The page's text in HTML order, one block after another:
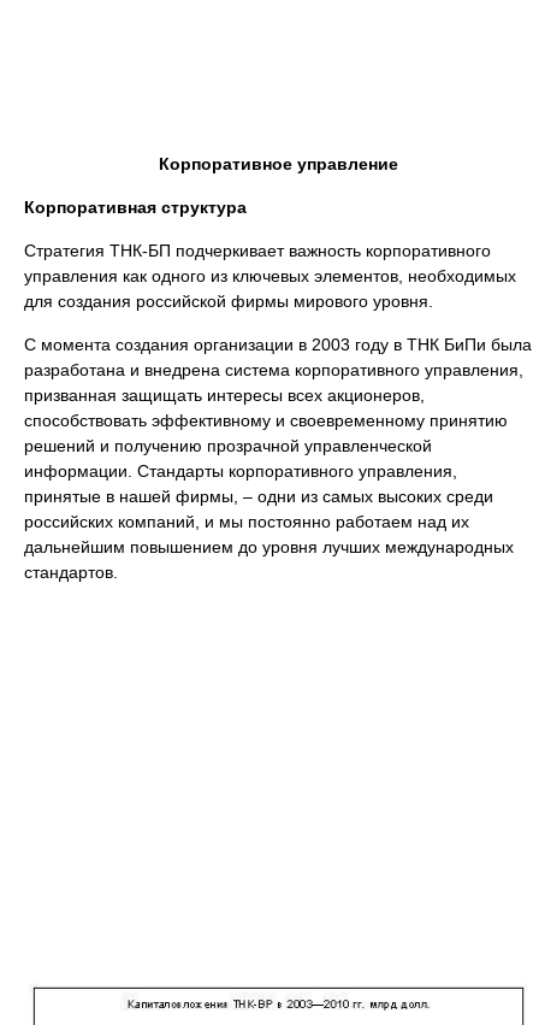
Корпоративное управление
Корпоративная структура
Стратегия ТНК-БП подчеркивает важность корпоративного
управления как одного из ключевых элементов, необходимых
для создания российской фирмы мирового уровня.
С момента создания организации в 2003 году в ТНК БиПи была
разработана и внедрена система корпоративного управления,
призванная защищать интересы всех акционеров,
способствовать эффективному и своевременному принятию
решений и получению прозрачной управленческой
информации. Стандарты корпоративного управления,
принятые в нашей фирмы, – одни из самых высоких среди
российских компаний, и мы постоянно работаем над их
дальнейшим повышением до уровня лучших международных
стандартов.